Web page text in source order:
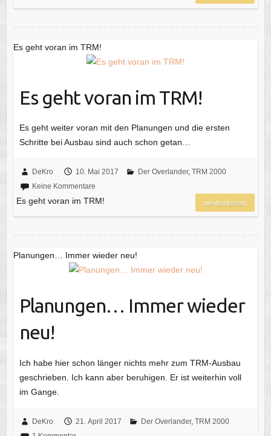
Es geht voran im TRM!
Es geht voran im TRM!
Es geht weiter voran mit den Planungen und die ersten
Schritte bei Ausbau sind auch schon getan…
DeKro 10. Mai 2017 Der Overlander, TRM 2000
Keine Kommentare
Es geht voran im TRM! weiterlesen
Planungen… Immer wieder neu!
Planungen… Immer wieder
neu!
Ich habe hier schon länger nichts mehr zum TRM-Ausbau
geschrieben. Ich kann aber beruhigen. Er ist weiterhin voll
im Gange.
DeKro 21. April 2017 Der Overlander, TRM 2000